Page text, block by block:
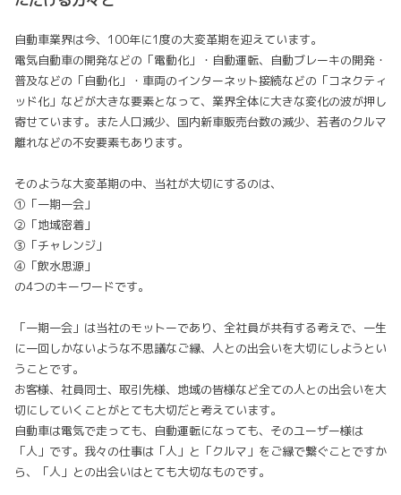
自動車業界は今、100年に1度の大変革期を迎えています。
電気自動車の開発などの「電動化」・自動運転、自動ブレーキの開発・
普及などの「自動化」・車両のインターネット接続などの「コネクティ
ッド化」などが大きな要素となって、業界全体に大きな変化の波が押し
寄せています。また人口減少、国内新車販売台数の減少、若者のクルマ
離れなどの不安要素もあります。
そのような大変革期の中、当社が大切にするのは、
①「一期一会」
②「地域密着」
③「チャレンジ」
④「飲水思源」
の4つのキーワードです。
「一期一会」は当社のモットーであり、全社員が共有する考えで、一生
に一回しかないような不思議なご縁、人との出会いを大切にしようとい
うことです。
お客様、社員同士、取引先様、地域の皆様など全ての人との出会いを大
切にしていくことがとても大切だと考えています。
自動車は電気で走っても、自動運転になっても、そのユーザー様は
「人」です。我々の仕事は「人」と「クルマ」をご縁で繋ぐことですか
ら、「人」との出会いはとても大切なものです。